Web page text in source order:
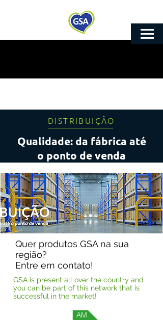
DISTRIBUIÇÃO
Qualidade: da fábrica até
o ponto de venda
Quer produtos GSA na sua
região?
Entre em contato!
GSA is present all over the country and
you can be part of this network that is
successful in the market!
AM